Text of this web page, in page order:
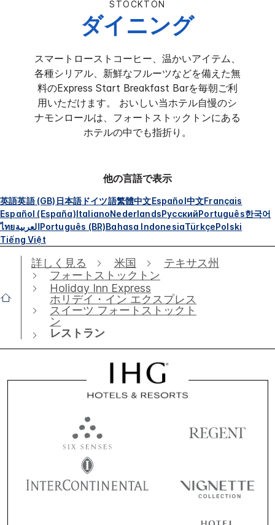
STOCKTON
ダイニング
スマートローストコーヒー、温かいアイテム、
各種シリアル、新鮮なフルーツなどを備えた無
料のExpress Start Breakfast Barを毎朝ご利
用いただけます。 おいしい当ホテル自慢のシ
ナモンロールは、フォートストックトンにある
ホテルの中でも指折り。
他の言語で表示
英語英語 (GB) 日本語 ドイツ語繁體中文Español中文Français
Español (España)ItalianoNederlandsРусскийPortuguês한국어
ไทยالعربيةPortuguês (BR)Bahasa IndonesiaTürkçePolski
Tiếng Việt
詳しく見る 米国
テキサス州
フォートストックトン
Holiday Inn Express
ホリデイ・イン エクスプレス
スイーツ フォートストックト
ン
レストラン